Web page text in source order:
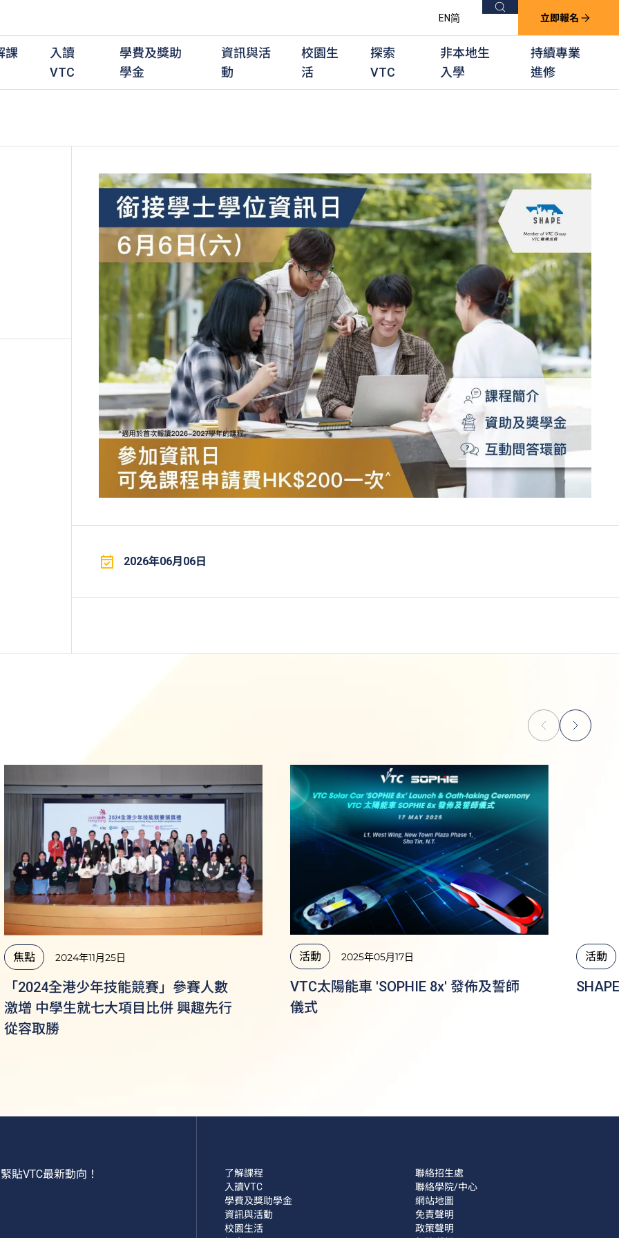
EN简 搜尋 立即報名
課
職前培訓課程
全日制中六或以上
全日制中三或以上
銜接學士學位
在職培訓課程
持續專業進修
夜間兼讀制
日間兼讀制
學歷程度
學士學位
高級文憑
文憑
其他課程
應用學習課程
社群培訓計劃
其他專業課程
專業考試及認可
學徒及其他訓練計劃
入讀
VTC
職前培訓
全日制中六或以上
全日制中三或以上
銜接學士學位
在職培訓
持續專業進修
夜間兼讀制
日間兼讀制
學費及獎助
學金
學費及資助
全日制中六或以上
全日制中三或以上
夜間兼讀制
日間兼讀制
獎學金
獎學金及獎勵計劃
資訊與活
動
入學資訊
最新動態
活動重溫
校園生
活
探索
VTC
非本地生
入學
持續專業
進修
2026年06月06日
焦點 2024年11月25日
「2024全港少年技能競賽」參賽人數
激增 中學生就七大項目比併 興趣先行
從容取勝
活動 2025年05月17日
VTC太陽能車 'SOPHIE 8x' 發佈及誓師
儀式
活動
貼VTC最新動向！
了解課程
入讀VTC
學費及獎助學金
資訊與活動
校園生活
聯絡招生處
聯絡學院/中心
網站地圖
免責聲明
政策聲明